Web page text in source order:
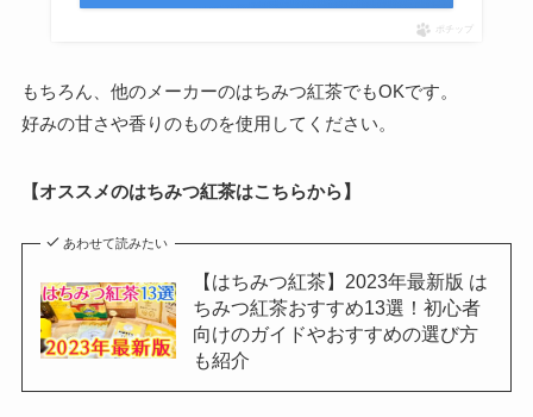
ポチップ
もちろん、他のメーカーのはちみつ紅茶でもOKです。
好みの甘さや香りのものを使用してください。
【オススメのはちみつ紅茶はこちらから】
あわせて読みたい
【はちみつ紅茶】2023年最新版 は
ちみつ紅茶おすすめ13選！初心者
向けのガイドやおすすめの選び方
も紹介